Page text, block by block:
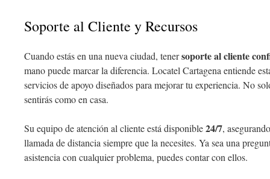
Soporte al Cliente y Recursos
Cuando estás en una nueva ciudad, tenersoporte al cliente
mano puede marcar la diferencia. Locatel Cartagena entiende
servicios de apoyo diseñados para mejorar tu experiencia. No
sentirás como en casa.
Su equipo de atención al cliente está disponible24/7,
llamada de distancia siempre que la necesites. Ya sea una
asistencia con cualquier problema, puedes contar con ellos.